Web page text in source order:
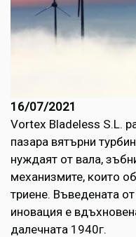
16/07/2021
Vortex Bladeless S.L.
пазара вятърни
нуждаят от вала,
механизмите, които
триене. Въведената
иновация е
далечната 1940г.